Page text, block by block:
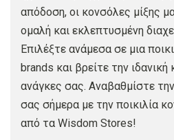
απόδοση, οι κονσόλες μίξης
ομαλή και εκλεπτυσμένη
Επιλέξτε ανάμεσα σε μια
brands και βρείτε την ιδανική
ανάγκες σας. Αναβαθμίστε
σας σήμερα με την ποικιλία
από τα Wisdom Stores!